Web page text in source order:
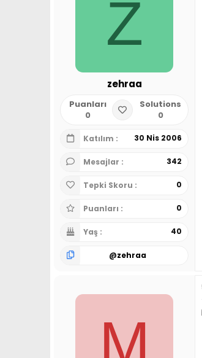
Z
zehraa
Puanları
0
Solutions
0
Katılım 30 Nis 2006
Mesajlar 342
Tepki Skoru 0
Puanları 0
Yaş 40
@zehraa
M